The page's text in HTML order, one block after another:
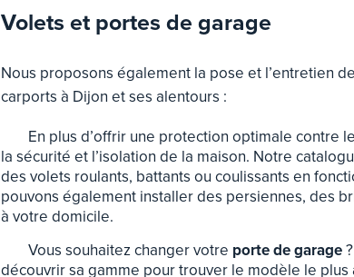
Volets et portes de garage
Nous proposons également la pose et l’entretien
carports à Dijon et ses alentours :
En plus d’offrir une protection optimale contre
la sécurité et l’isolation de la maison. Notre
des volets roulants, battants ou coulissants en
pouvons également installer des persiennes, des
à votre domicile.
Vous souhaitez changer votre porte de garage
découvrir sa gamme pour trouver le modèle le plus